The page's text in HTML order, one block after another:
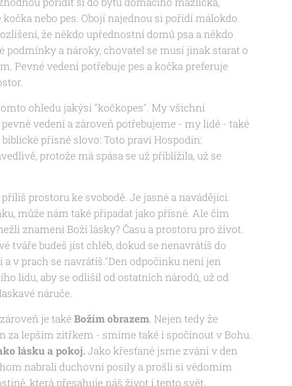
nebo pes. Obojí najednou si pořídí málokdo.
že někdo upřednostní domů psa a někdo
podmínky a nároky, chovatel se musí jinak starat o
Pevné vedení potřebuje pes a kočka preferuje
ohledu jakýsi "kočkopes". My všichni
vedení a zároveň potřebujeme - my lidé - také
přísné slovo:Toto praví Hospodin:
protože má spása se už přiblížila, už se
prostoru ke svobodě. Je jasné a navádějící.
může nám také připadat jako přísné. Ale čím
znamení Boží lásky? Času a prostoru pro život.
tváře budeš jíst chléb, dokud se nenavrátíš do
a v prach se navrátíš."Den odpočinku není jen
lidu, aby se odlišil od ostatních národů, už od
náruče.
je také Božím obrazem. Nejen tedy že
za lepším zítřkem - smíme také i spočinout v Bohu.
lásku a pokoj.Jako křesťané jsme zváni v den
nabrali duchovní posily a prošli si vědomím
která přesahuje náš život i tento svět.